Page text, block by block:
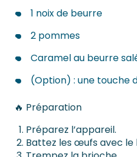
1 noix de beurre
2 pommes
Caramel au beurre
(Option) : une touche
🔥 Préparation
Préparez l’appareil.
Battez les œufs avec le